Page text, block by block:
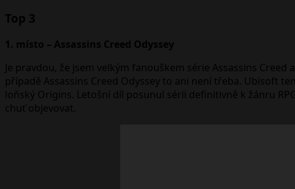
Top 3
1. místo – Assassins Creed Odyssey
Je pravdou, že jsem velkým fanouškem série Assassins
případě Assassins Creed Odyssey to ani není třeba. Ubisoft
loňský Origins. Letošní díl posunul sérii definitivně k žánru
chuť objevovat.